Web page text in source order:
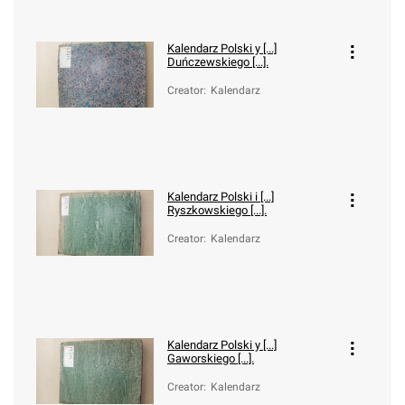
Kalendarz Polski y [...]
Duńczewskiego [...].
Creator: Kalendarz
Kalendarz Polski i [...]
Ryszkowskiego [...].
Creator: Kalendarz
Kalendarz Polski y [...]
Gaworskiego [...].
Creator: Kalendarz